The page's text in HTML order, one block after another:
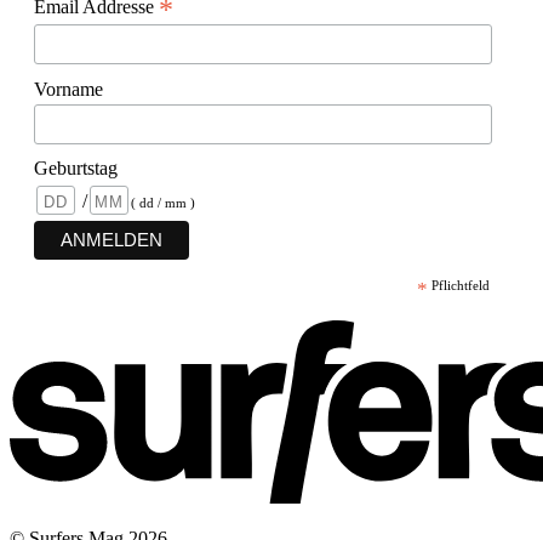
Email Addresse *
Vorname
Geburtstag
/
( dd / mm )
* Pflichtfeld